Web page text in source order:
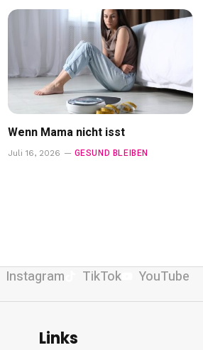
Wenn Mama nicht isst
Juli 16, 2026 GESUND BLEIBEN
Instagram TikTok YouTube
Links